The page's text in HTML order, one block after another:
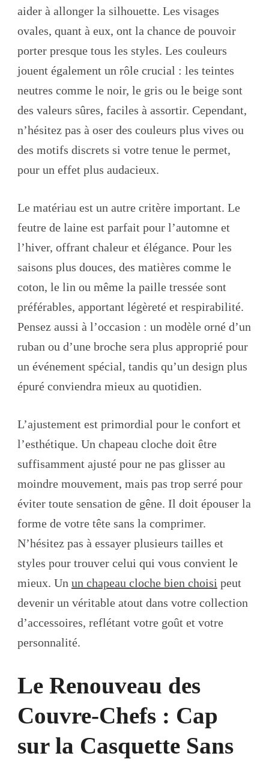
aider à allonger la silhouette. Les visages
ovales, quant à eux, ont la chance de pouvoir
porter presque tous les styles. Les couleurs
jouent également un rôle crucial : les teintes
neutres comme le noir, le gris ou le beige sont
des valeurs sûres, faciles à assortir. Cependant,
n’hésitez pas à oser des couleurs plus vives ou
des motifs discrets si votre tenue le permet,
pour un effet plus audacieux.
Le matériau est un autre critère important. Le
feutre de laine est parfait pour l’automne et
l’hiver, offrant chaleur et élégance. Pour les
saisons plus douces, des matières comme le
coton, le lin ou même la paille tressée sont
préférables, apportant légèreté et respirabilité.
Pensez aussi à l’occasion : un modèle orné d’un
ruban ou d’une broche sera plus approprié pour
un événement spécial, tandis qu’un design plus
épuré conviendra mieux au quotidien.
L’ajustement est primordial pour le confort et
l’esthétique. Un chapeau cloche doit être
suffisamment ajusté pour ne pas glisser au
moindre mouvement, mais pas trop serré pour
éviter toute sensation de gêne. Il doit épouser la
forme de votre tête sans la comprimer.
N’hésitez pas à essayer plusieurs tailles et
styles pour trouver celui qui vous convient le
mieux. Un un chapeau cloche bien choisi peut
devenir un véritable atout dans votre collection
d’accessoires, reflétant votre goût et votre
personnalité.
Le Renouveau des
Couvre-Chefs : Cap
sur la Casquette Sans